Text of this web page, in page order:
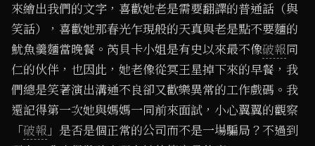
來繪出我們的文字，喜歡她老是需要翻譯的普通話（與
笑話），喜歡她那春光乍現般的天真與老是點不要麵的
魷魚羹麵當晚餐。芮貝卡小姐是有史以來最不像破報同
仁的伙伴，也因此，她老像從冥王星掉下來的早餐，我
們總是笑著演出溝通不良卻又歡樂異常的工作戲碼。我
還記得第一次她與媽媽一同前來面試，小心翼翼的觀察
「破報」是否是個正常的公司而不是一場騙局？不過到